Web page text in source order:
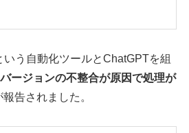
う自動化ツールとChatGPTを組
ージョンの不整合が原因で処理が
告されました。